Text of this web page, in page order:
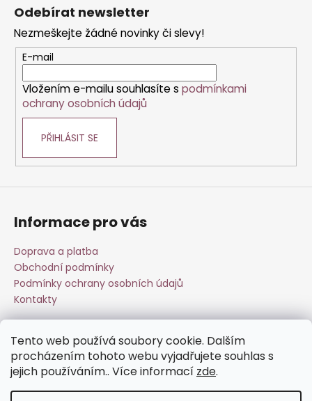
Tento web používá soubory cookie. Dalším
procházením tohoto webu vyjadřujete souhlas s
jejich používáním.. Více informací zde.
Odebírat newsletter
Nezmeškejte žádné novinky či slevy!
E-mail
Vložením e-mailu souhlasíte s podmínkami
ochrany osobních údajů
PŘIHLÁSIT SE
Informace pro vás
Doprava a platba
Obchodní podmínky
Podmínky ochrany osobních údajů
Kontakty
Přijímáme online platby